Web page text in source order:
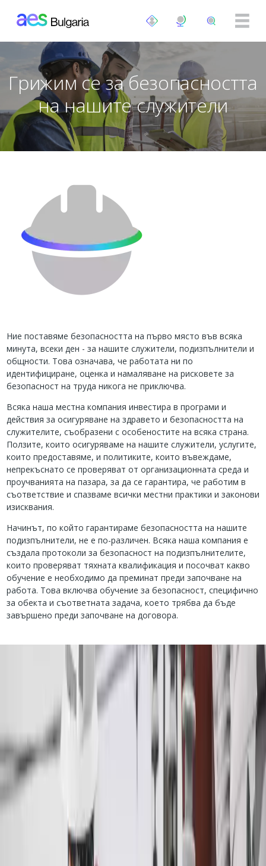
Грижим се за безопасността
на нашите служители
Ние поставяме безопасността на първо място във всяка
минута, всеки ден - за нашите служители, подизпълнители и
общности. Това означава, че работата ни по
идентифициране, оценка и намаляване на рисковете за
безопасност на труда никога не приключва.
Всяка наша местна компания инвестира в програми и
действия за осигуряване на здравето и безопасността на
служителите, съобразени с особеностите на всяка страна.
Ползите, които осигуряваме на нашите служители, услугите,
които предоставяме, и политиките, които въвеждаме,
непрекъснато се проверяват от организационната среда и
проучванията на пазара, за да се гарантира, че работим в
съответствие и спазваме всички местни практики и законови
изисквания.
Начинът, по който гарантираме безопасността на нашите
подизпълнители, не е по-различен. Всяка наша компания е
създала протоколи за безопасност на подизпълнителите,
които проверяват тяхната квалификация и посочват какво
обучение е необходимо да преминат преди започване на
работа. Това включва обучение за безопасност, специфично
за обекта и съответната задача, което трябва да бъде
завършено преди започване на договора.